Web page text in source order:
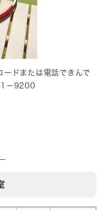
ドまたは電話できんで
－9200​